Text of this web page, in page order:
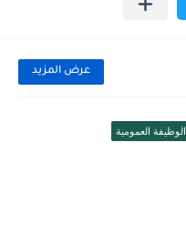
عرض المزيد
الوظيفة العمومية